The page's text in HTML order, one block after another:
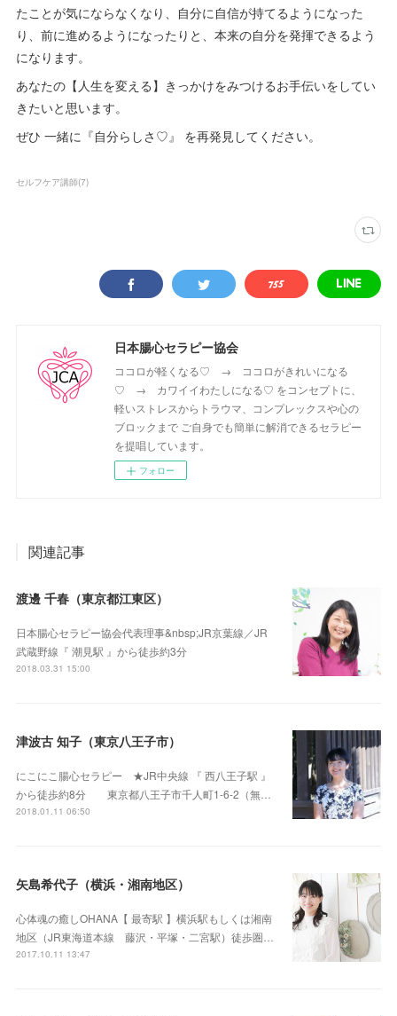
たことが気にならなくなり、自分に自信が持てるようになった
り、前に進めるようになったりと、本来の自分を発揮できるよう
になります。
あなたの【人生を変える】きっかけをみつけるお手伝いをしてい
きたいと思います。
ぜひ 一緒に『自分らしさ♡』 を再発見してください。
セルフケア講師(7)
日本腸心セラピー協会
ココロが軽くなる♡ → ココロがきれいになる
♡ → カワイイわたしになる♡ をコンセプトに、
軽いストレスからトラウマ、コンプレックスや心の
ブロックまで ご自身でも簡単に解消できるセラピー
を提唱しています。
フォロー
関連記事
渡邊 千春（東京都江東区）
日本腸心セラピー協会代表理事&nbsp;JR京葉線／JR
武蔵野線『 潮見駅 』から徒歩約3分
2018.03.31 15:00
津波古 知子（東京八王子市）
にこにこ腸心セラピー ★JR中央線 『 西八王子駅 』
から徒歩約8分 東京都八王子市千人町1-6-2（無…
2018.01.11 06:50
矢島希代子（横浜・湘南地区）
心体魂の癒しOHANA【 最寄駅 】横浜駅もしくは湘南
地区（JR東海道本線 藤沢・平塚・二宮駅）徒歩圏…
2017.10.11 13:47